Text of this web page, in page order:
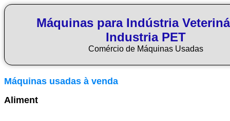
Máquinas para Indústria
Industria PET
Comércio de Máquinas Usadas
Máquinas usadas à venda
Aliment